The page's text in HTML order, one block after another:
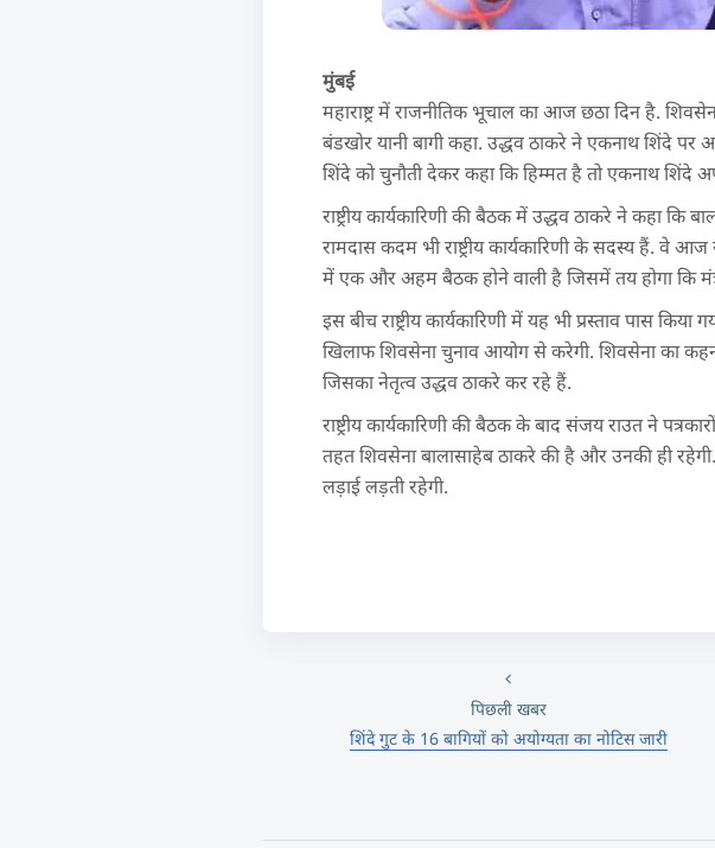
मुंबई
महाराष्ट्र में राजनीतिक भूचाल का आज छठा दिन है.
बंडखोर यानी बागी कहा. उद्धव ठाकरे ने एकनाथ शिंदे
शिंदे को चुनौती देकर कहा कि हिम्मत है तो एकनाथ शिंदे
राष्ट्रीय कार्यकारिणी की बैठक में उद्धव ठाकरे ने कहा
रामदास कदम भी राष्ट्रीय कार्यकारिणी के सदस्य हैं. वे
में एक और अहम बैठक होने वाली है जिसमें तय होगा कि
इस बीच राष्ट्रीय कार्यकारिणी में यह भी प्रस्ताव पास
खिलाफ शिवसेना चुनाव आयोग से करेगी. शिवसेना का
जिसका नेतृत्व उद्धव ठाकरे कर रहे हैं.
राष्ट्रीय कार्यकारिणी की बैठक के बाद संजय राउत ने
तहत शिवसेना बालासाहेब ठाकरे की है और उनकी ही
लड़ाई लड़ती रहेगी.
पिछली खबर
शिंदे गुट के 16 बागियों को अयोग्यता का नोटिस जारी